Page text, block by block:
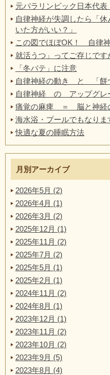
元パラリンピック日本代
自律神経が失調したら「
いた方がいい？」
この図でほぼOK！ 自律
就活うつ」ってご存じで
「冬バテ」に注意
自律神経の動き と 「餅
自律神経 の アップグレ
痛覚の麻痺 ＝ 脳と神経
海水浴・プールでもなりま
快適な夏の睡眠方法
月別アーカイブ
2026年5月 (2)
2026年4月 (1)
2026年3月 (2)
2025年12月 (1)
2025年11月 (2)
2025年7月 (2)
2025年5月 (1)
2025年2月 (1)
2024年11月 (2)
2024年8月 (1)
2023年12月 (1)
2023年11月 (2)
2023年10月 (2)
2023年9月 (5)
2023年8月 (4)